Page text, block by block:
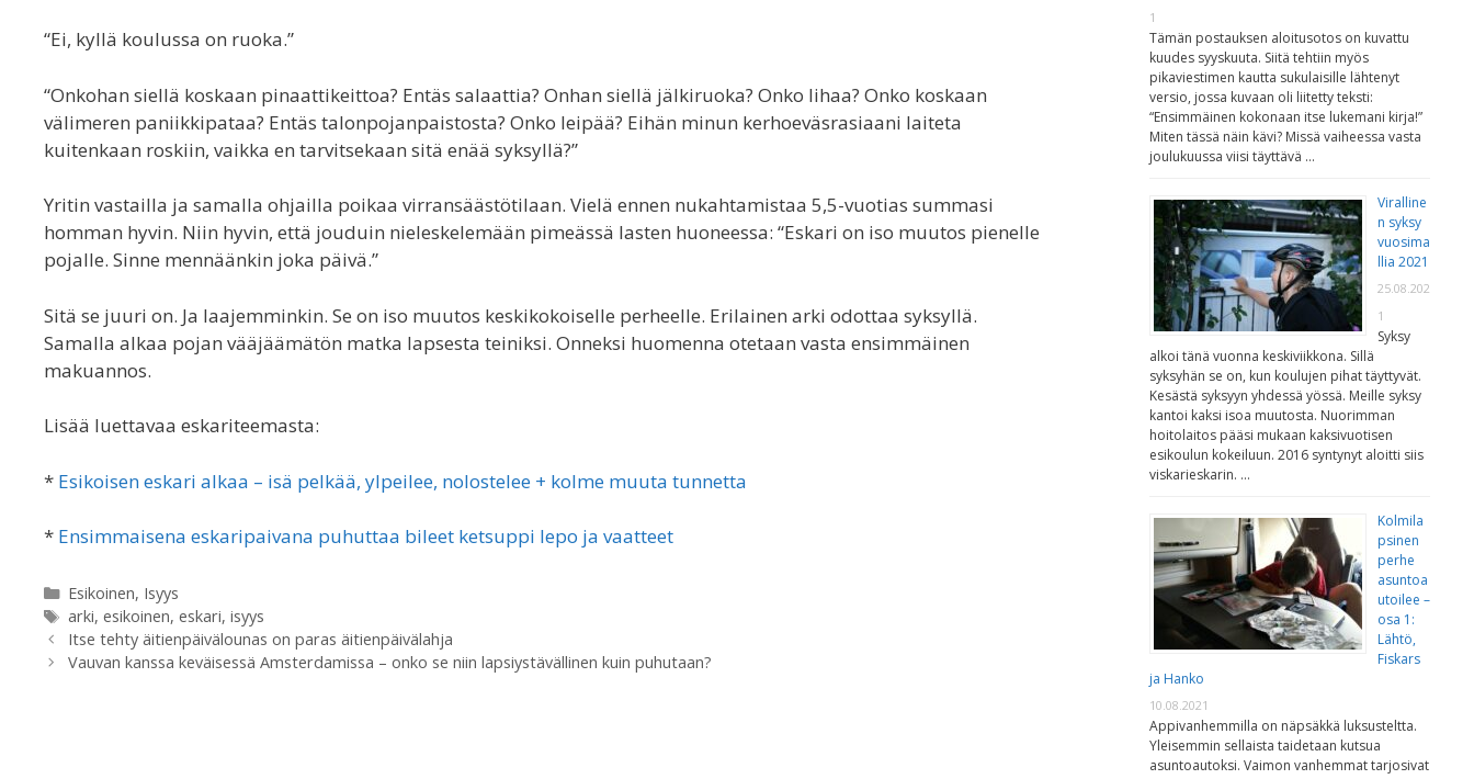
“Ei, kyllä koulussa on ruoka.”
“Onkohan siellä koskaan pinaattikeittoa? Entäs salaattia? Onhan siellä jälkiruoka? Onko lihaa? Onko koskaan
välimeren paniikkipataa? Entäs talonpojanpaistosta? Onko leipää? Eihän minun kerhoeväsrasiaani laiteta
kuitenkaan roskiin, vaikka en tarvitsekaan sitä enää syksyllä?”
Yritin vastailla ja samalla ohjailla poikaa virransäästötilaan. Vielä ennen nukahtamistaa 5,5-vuotias summasi
homman hyvin. Niin hyvin, että jouduin nieleskelemään pimeässä lasten huoneessa: “Eskari on iso muutos pienelle
pojalle. Sinne mennäänkin joka päivä.”
Sitä se juuri on. Ja laajemminkin. Se on iso muutos keskikokoiselle perheelle. Erilainen arki odottaa syksyllä.
Samalla alkaa pojan vääjäämätön matka lapsesta teiniksi. Onneksi huomenna otetaan vasta ensimmäinen
makuannos.
Lisää luettavaa eskariteemasta:
* Esikoisen eskari alkaa – isä pelkää, ylpeilee, nolostelee + kolme muuta tunnetta
* Ensimmaisena eskaripaivana puhuttaa bileet ketsuppi lepo ja vaatteet
Categories
Esikoinen, Isyys
Tags
arki, esikoinen, eskari, isyys
Itse tehty äitienpäivälounas on paras äitienpäivälahja
Vauvan kanssa keväisessä Amsterdamissa – onko se niin lapsiystävällinen kuin puhutaan?
1
Tämän postauksen aloitusotos on kuvattu
kuudes syyskuuta. Siitä tehtiin myös
pikaviestimen kautta sukulaisille lähtenyt
versio, jossa kuvaan oli liitetty teksti:
“Ensimmäinen kokonaan itse lukemani kirja!”
Miten tässä näin kävi? Missä vaiheessa vasta
joulukuussa viisi täyttävä …
Viralline
n syksy
vuosima
llia 2021
25.08.202
1
Syksy
alkoi tänä vuonna keskiviikkona. Sillä
syksyhän se on, kun koulujen pihat täyttyvät.
Kesästä syksyyn yhdessä yössä. Meille syksy
kantoi kaksi isoa muutosta. Nuorimman
hoitolaitos pääsi mukaan kaksivuotisen
esikoulun kokeiluun. 2016 syntynyt aloitti siis
viskarieskarin. …
Kolmila
psinen
perhe
asuntoa
utoilee –
osa 1:
Lähtö,
Fiskars
ja Hanko
10.08.2021
Appivanhemmilla on näpsäkkä luksusteltta.
Yleisemmin sellaista taidetaan kutsua
asuntoautoksi. Vaimon vanhemmat tarjosivat